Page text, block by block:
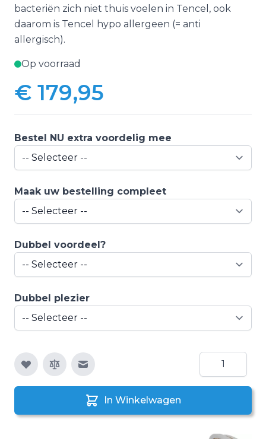
bacteriën zich niet thuis voelen in Tencel, ook
daarom is Tencel hypo allergeen (= anti
allergisch).
Op voorraad
€ 179,95
Bestel NU extra voordelig mee
Maak uw bestelling compleet
Dubbel voordeel?
Dubbel plezier
E-mail naar een vriend
Aantal
In Winkelwagen